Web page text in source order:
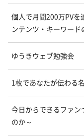
個人で月間200万PVを
ンテンツ・キーワー
ゆうきウェブ勉強会
1枚であなたが伝わる
今日からできるファ
のか～